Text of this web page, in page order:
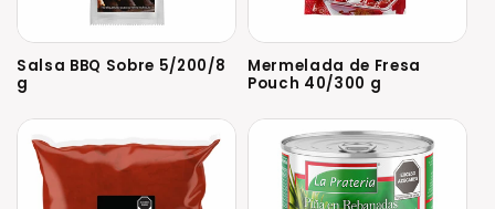
Salsa BBQ Sobre 5/200/8
g
Mermelada de Fresa
Pouch 40/300 g